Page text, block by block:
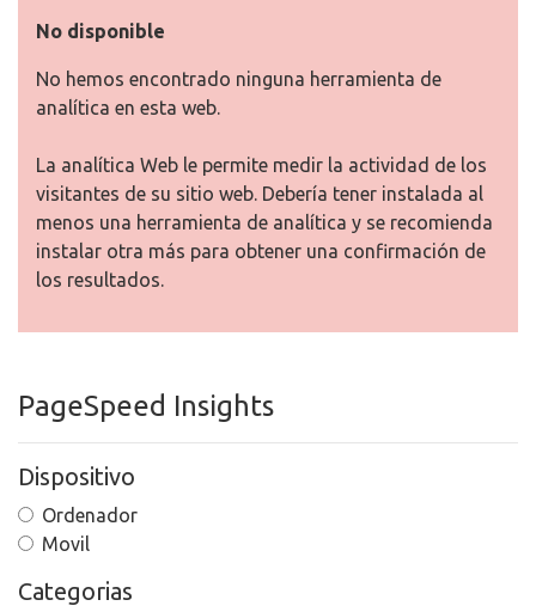
No disponible
No hemos encontrado ninguna herramienta de
analítica en esta web.
La analítica Web le permite medir la actividad de los
visitantes de su sitio web. Debería tener instalada al
menos una herramienta de analítica y se recomienda
instalar otra más para obtener una confirmación de
los resultados.
PageSpeed Insights
Dispositivo
Ordenador
Movil
Categorias